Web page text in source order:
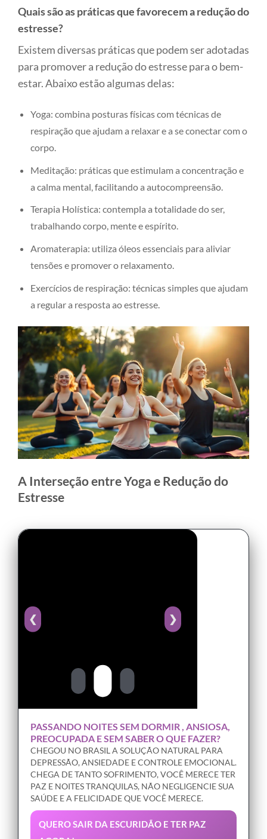
Quais são as práticas que favorecem a redução do
estresse?
Existem diversas práticas que podem ser adotadas
para promover a redução do estresse para o bem-
estar. Abaixo estão algumas delas:
Yoga: combina posturas físicas com técnicas de
respiração que ajudam a relaxar e a se conectar com o
corpo.
Meditação: práticas que estimulam a concentração e
a calma mental, facilitando a autocompreensão.
Terapia Holística: contempla a totalidade do ser,
trabalhando corpo, mente e espírito.
Aromaterapia: utiliza óleos essenciais para aliviar
tensões e promover o relaxamento.
Exercícios de respiração: técnicas simples que ajudam
a regular a resposta ao estresse.
A Interseção entre Yoga e Redução do
Estresse
❮ ❯
PASSANDO NOITES SEM DORMIR , ANSIOSA,
PREOCUPADA E SEM SABER O QUE FAZER?
CHEGOU NO BRASIL A SOLUÇÃO NATURAL PARA
DEPRESSÃO, ANSIEDADE E CONTROLE EMOCIONAL.
CHEGA DE TANTO SOFRIMENTO, VOCÊ MERECE TER
PAZ E NOITES TRANQUILAS, NÃO NEGLIGENCIE SUA
SAÚDE E A FELICIDADE QUE VOCÊ MERECE.
QUERO SAIR DA ESCURIDÃO E TER PAZ